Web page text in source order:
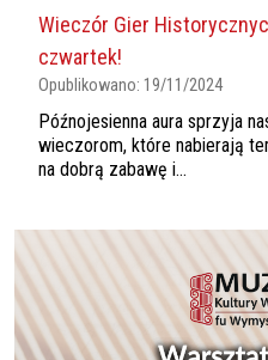
Wieczór Gier
czwartek!
Opublikowano: 19/11/2024
Późnojesienna aura sprzyja
wieczorom, które nabierają
na dobrą zabawę i...